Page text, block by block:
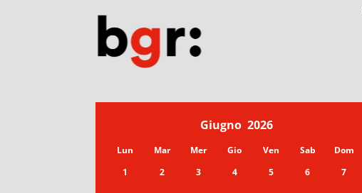
Giugno 2026
Lun Mar Mer Gio Ven Sab
Dom
1
2 3 4 5 6 7